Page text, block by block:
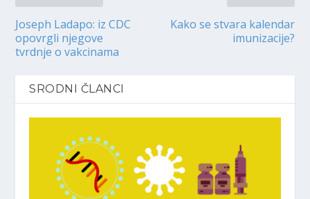
Joseph Ladapo: iz CDC
opovrgli njegove
tvrdnje o vakcinama
Kako se stvara kalendar
imunizacije?
SRODNI ČLANCI